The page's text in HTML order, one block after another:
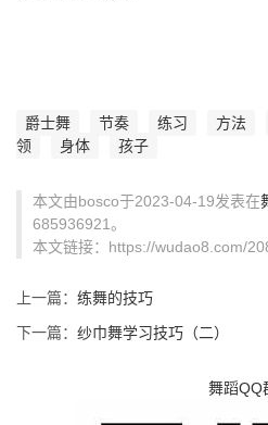
爵士舞 节奏 练习 方法
领
身体 孩子
本文由bosco于2023-04-19发表在
685936921。
本文链接：https://wudao8.com/
上一篇： 练舞的技巧
下一篇： 纱巾舞学习技巧（二）
舞蹈QQ